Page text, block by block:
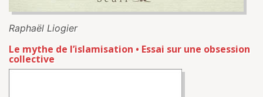
Raphaël Liogier
Le mythe de l’islamisation • Essai sur une obsession
collective